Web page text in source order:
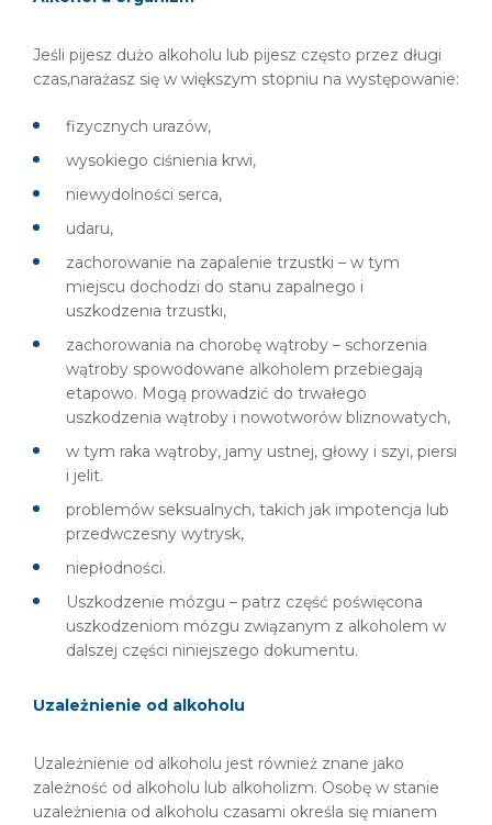
Jeśli pijesz dużo alkoholu lub pijesz często przez długi
czas,narażasz się w większym stopniu na występowanie:
fizycznych urazów,
wysokiego ciśnienia krwi,
niewydolności serca,
udaru,
zachorowanie na zapalenie trzustki – w tym
miejscu dochodzi do stanu zapalnego i
uszkodzenia trzustki,
zachorowania na chorobę wątroby – schorzenia
wątroby spowodowane alkoholem przebiegają
etapowo. Mogą prowadzić do trwałego
uszkodzenia wątroby i nowotworów bliznowatych,
w tym raka wątroby, jamy ustnej, głowy i szyi, piersi
i jelit.
problemów seksualnych, takich jak impotencja lub
przedwczesny wytrysk,
niepłodności.
Uszkodzenie mózgu – patrz część poświęcona
uszkodzeniom mózgu związanym z alkoholem w
dalszej części niniejszego dokumentu.
Uzależnienie od alkoholu
Uzależnienie od alkoholu jest również znane jako
zależność od alkoholu lub alkoholizm. Osobę w stanie
uzależnienia od alkoholu czasami określa się mianem